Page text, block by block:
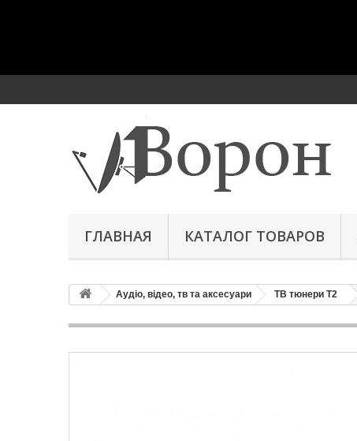
ГЛАВНАЯ КАТАЛОГ ТОВАРОВ
Аудіо, відео, тв та аксесуари ТВ тюнери Т2